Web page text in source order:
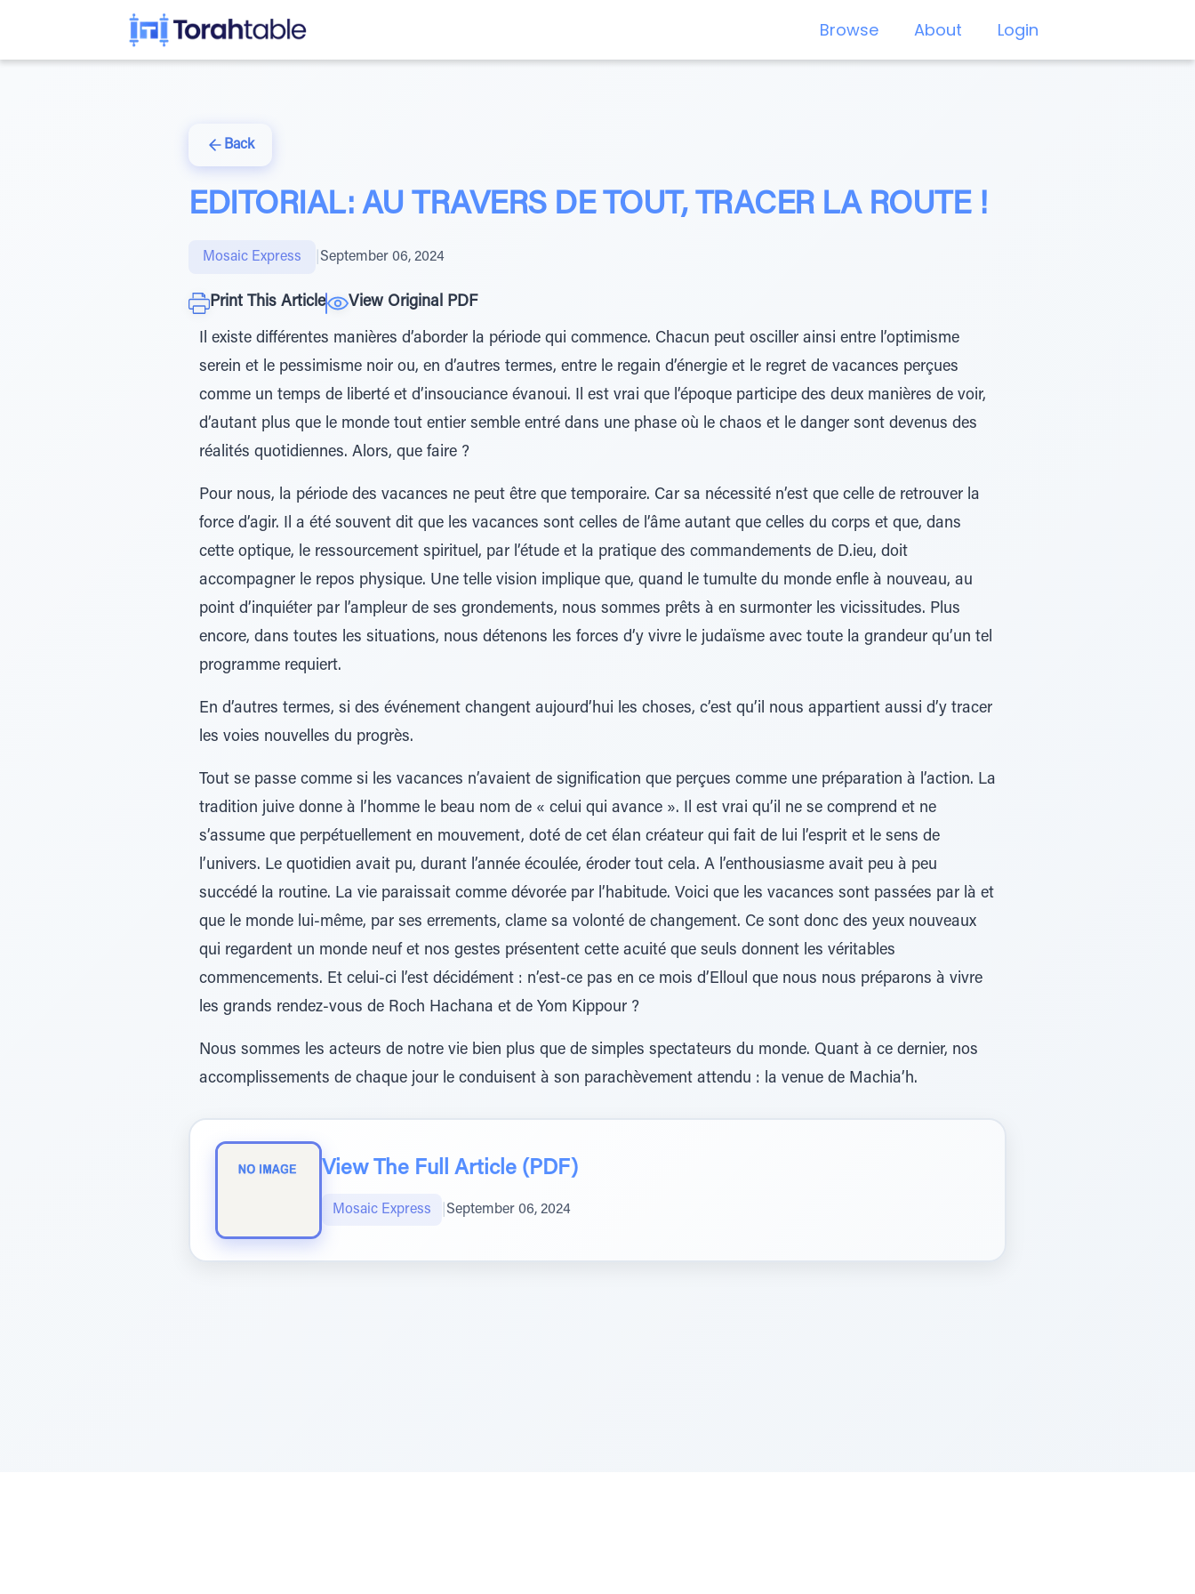
Browse About Login
Back
EDITORIAL: AU TRAVERS DE TOUT, TRACER LA ROUTE !
Mosaic Express September 06, 2024
Print This Article View Original PDF
Il existe différentes manières d’aborder la période qui commence. Chacun peut osciller ainsi entre l’optimisme
serein et le pessimisme noir ou, en d’autres termes, entre le regain d’énergie et le regret de vacances perçues
comme un temps de liberté et d’insouciance évanoui. Il est vrai que l’époque participe des deux manières de voir,
d’autant plus que le monde tout entier semble entré dans une phase où le chaos et le danger sont devenus des
réalités quotidiennes. Alors, que faire ?
Pour nous, la période des vacances ne peut être que temporaire. Car sa nécessité n’est que celle de retrouver la
force d’agir. Il a été souvent dit que les vacances sont celles de l’âme autant que celles du corps et que, dans
cette optique, le ressourcement spirituel, par l’étude et la pratique des commandements de D.ieu, doit
accompagner le repos physique. Une telle vision implique que, quand le tumulte du monde enfle à nouveau, au
point d’inquiéter par l’ampleur de ses grondements, nous sommes prêts à en surmonter les vicissitudes. Plus
encore, dans toutes les situations, nous détenons les forces d’y vivre le judaïsme avec toute la grandeur qu’un tel
programme requiert.
En d’autres termes, si des événement changent aujourd’hui les choses, c’est qu’il nous appartient aussi d’y tracer
les voies nouvelles du progrès.
Tout se passe comme si les vacances n’avaient de signification que perçues comme une préparation à l’action. La
tradition juive donne à l’homme le beau nom de « celui qui avance ». Il est vrai qu’il ne se comprend et ne
s’assume que perpétuellement en mouvement, doté de cet élan créateur qui fait de lui l’esprit et le sens de
l’univers. Le quotidien avait pu, durant l’année écoulée, éroder tout cela. A l’enthousiasme avait peu à peu
succédé la routine. La vie paraissait comme dévorée par l’habitude. Voici que les vacances sont passées par là et
que le monde lui-même, par ses errements, clame sa volonté de changement. Ce sont donc des yeux nouveaux
qui regardent un monde neuf et nos gestes présentent cette acuité que seuls donnent les véritables
commencements. Et celui-ci l’est décidément : n’est-ce pas en ce mois d’Elloul que nous nous préparons à vivre
les grands rendez-vous de Roch Hachana et de Yom Kippour ?
Nous sommes les acteurs de notre vie bien plus que de simples spectateurs du monde. Quant à ce dernier, nos
accomplissements de chaque jour le conduisent à son parachèvement attendu : la venue de Machia’h.
View The Full Article (PDF)
Mosaic Express September 06, 2024